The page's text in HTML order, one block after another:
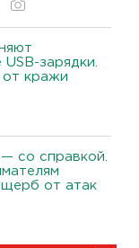
зарядки.
от кражи
со справкой.
от атак